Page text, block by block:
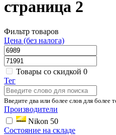
страница 2
Фильтр товаров
Цена (без налога)
Товары со скидкой 0
Тег
Введите два или более слов для более
Производители
Nikon 50
Состояние на складе